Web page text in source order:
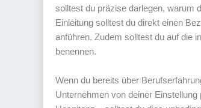
solltest du präzise darlegen, warum
Einleitung solltest du direkt einen
anführen. Zudem solltest du auf die
benennen.
Wenn du bereits über
Unternehmen von deiner